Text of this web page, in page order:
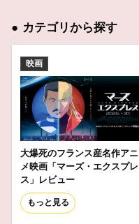
● カテゴリから探す
映画
大爆死のフランス産名作アニ
メ映画「マーズ・エクスプレ
ス」レビュー
もっと見る